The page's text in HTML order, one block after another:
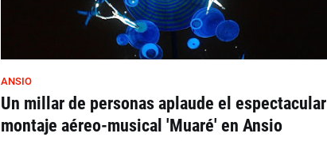
ANSIO
Un millar de personas aplaude el espectacular
montaje aéreo-musical 'Muaré' en Ansio